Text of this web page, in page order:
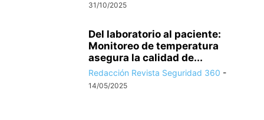
31/10/2025
Del laboratorio al paciente:
Monitoreo de temperatura
asegura la calidad de...
Redacción Revista Seguridad 360 -
14/05/2025